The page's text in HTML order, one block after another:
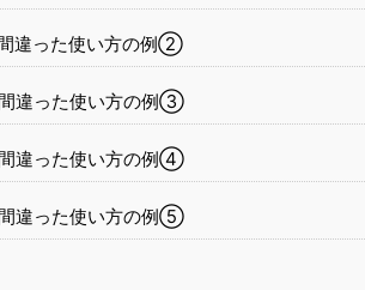
違った使い方の例②
間違った使い方の例③
間違った使い方の例④
間違った使い方の例⑤